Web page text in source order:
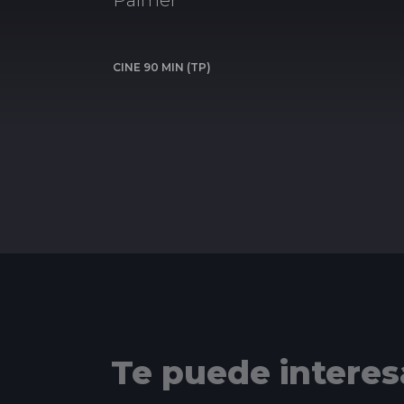
CINE 90 MIN (TP)
Te puede